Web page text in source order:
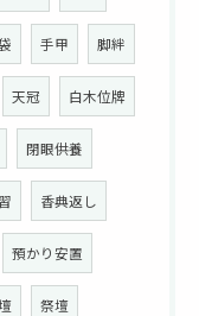
手甲 脚絆
天冠 白木位牌
閉眼供養
香典返し
預かり安置
祭壇